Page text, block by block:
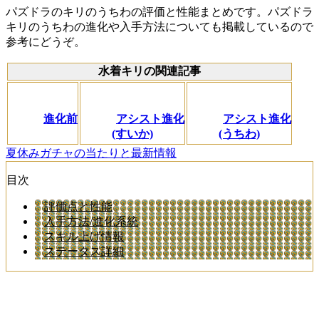
パズドラのキリのうちわの評価と性能まとめです。パズドラ
キリのうちわの進化や入手方法についても掲載しているので
参考にどうぞ。
水着キリの関連記事
進化前
アシスト進化
(すいか)
アシスト進化
(うちわ)
夏休みガチャの当たりと最新情報
目次
評価点と性能
入手方法/進化系統
スキル上げ情報
ステータス詳細